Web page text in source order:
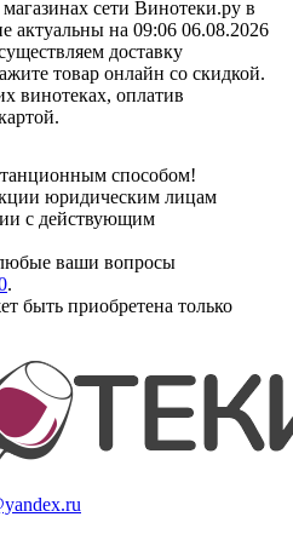
сети Винотеки.ру в
актуальны на 09:06 06.08.2026
доставку
товар онлайн со скидкой.
винотеках, оплатив
способом!
юридическим лицам
с действующим
ваши вопросы
.
быть приобретена только